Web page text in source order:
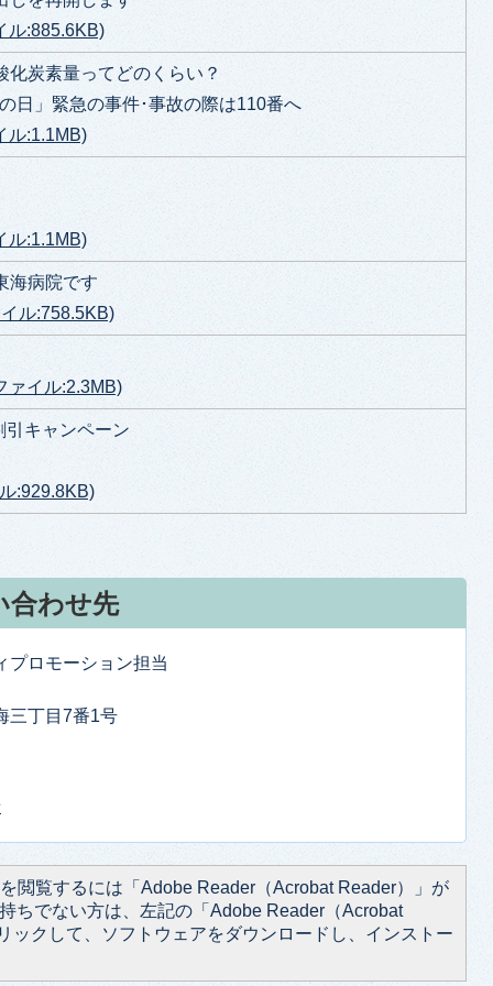
ル:885.6KB)
化炭素量ってどのくらい？
日」緊急の事件･事故の際は110番へ
ル:1.1MB)
ル:1.1MB)
海病院です
ル:758.5KB)
ァイル:2.3MB)
引キャンペーン
:929.8KB)
合わせ先
プロモーション担当
三丁目7番1号
閲覧するには「Adobe Reader（Acrobat Reader）」が
ちでない方は、左記の「Adobe Reader（Acrobat
ックして、ソフトウェアをダウンロードし、インストー